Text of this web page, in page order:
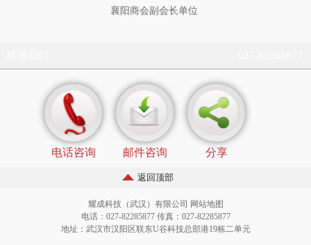
襄阳商会副会长单位
电话咨询 邮件咨询 分享
返回顶部
耀成科技（武汉）有限公司 网站地图
电话：027-82285877 传真：027-82285877
地址：武汉市汉阳区联东U谷科技总部港19栋二单元